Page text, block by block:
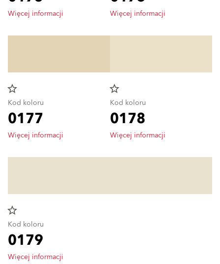
Więcej informacji Więcej informacji
star_border
Kod koloru
0177
Więcej informacji
star_border
Kod koloru
0178
Więcej informacji
star_border
Kod koloru
0179
Więcej informacji